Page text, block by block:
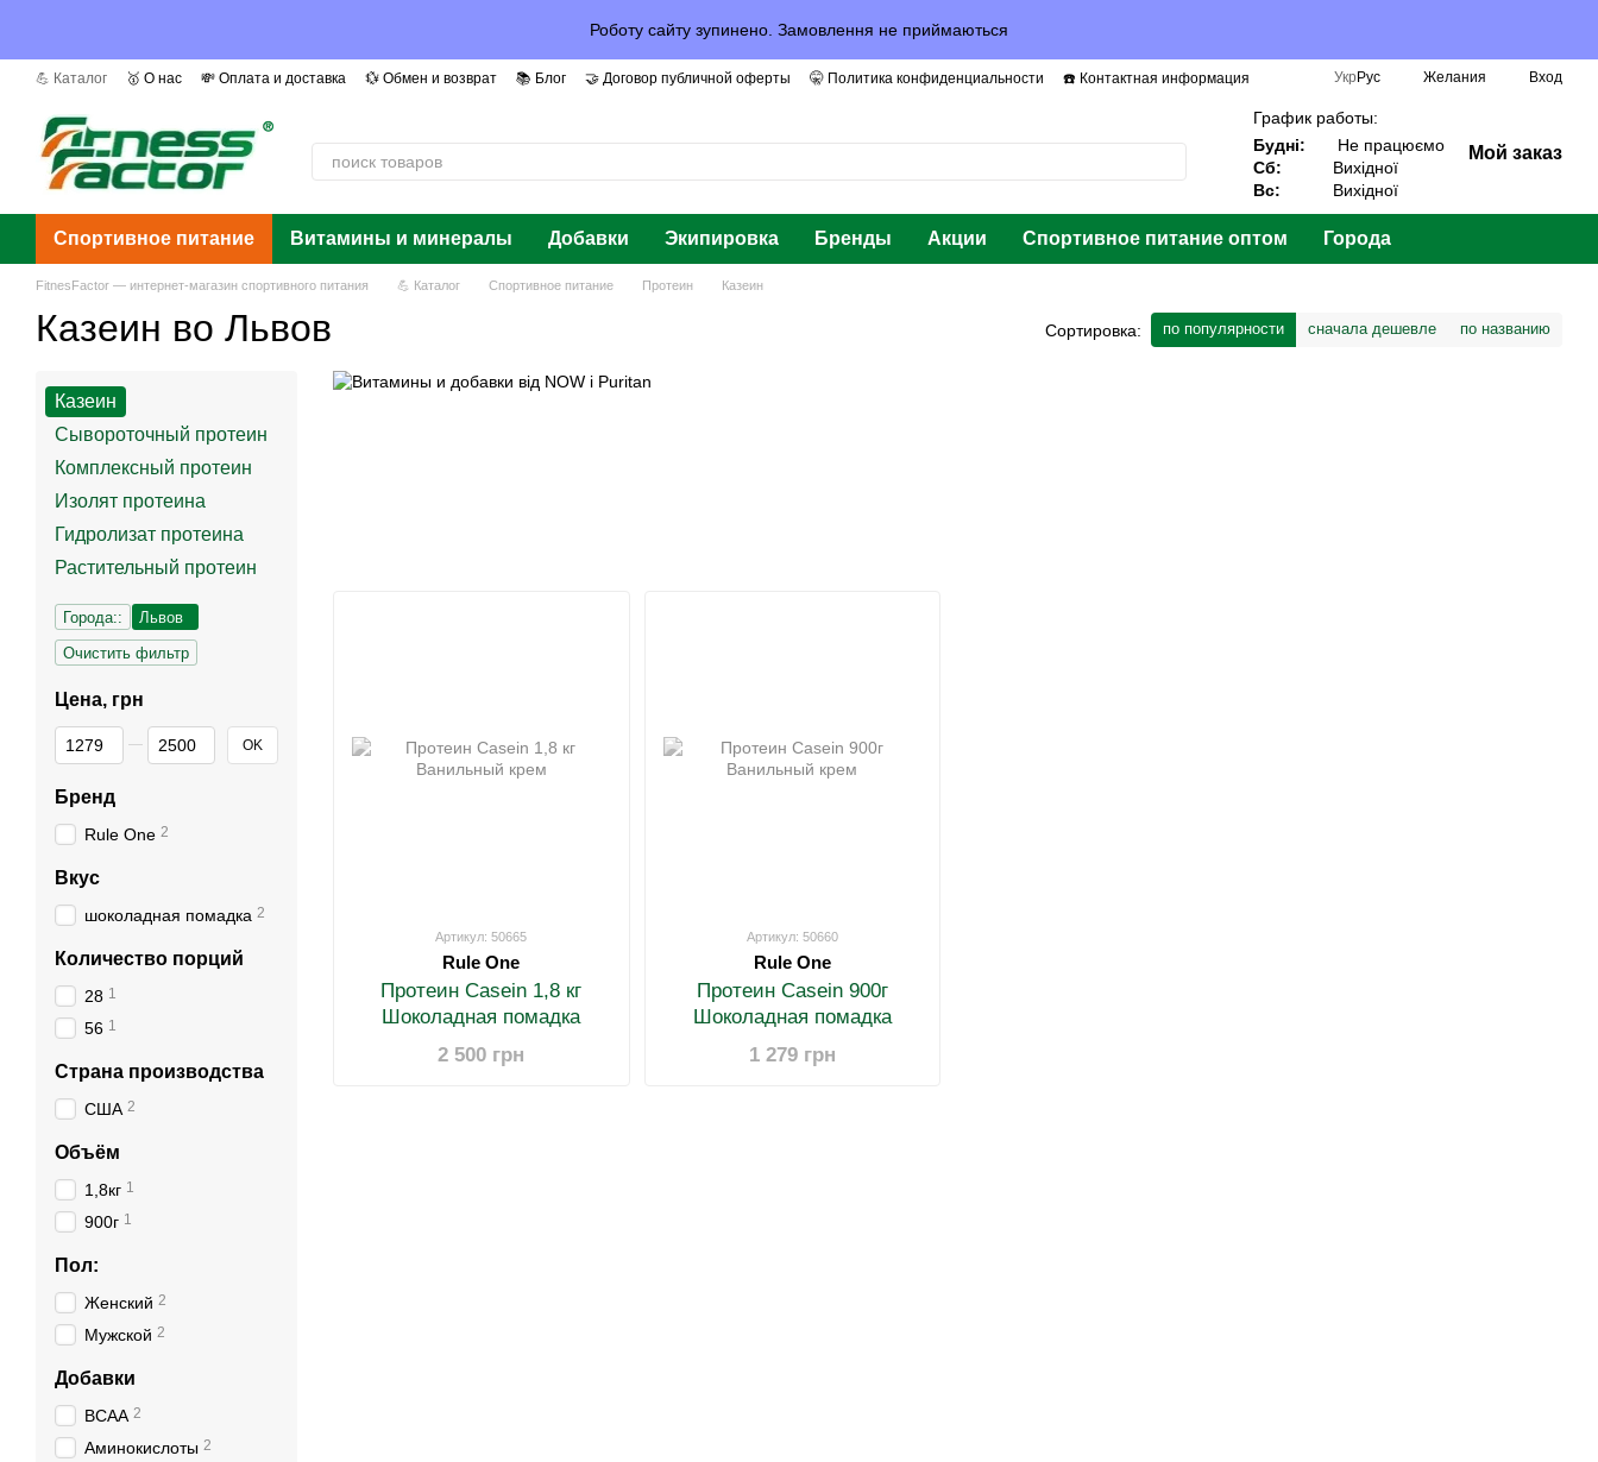
Роботу сайту зупинено. Замовлення не приймаються
💪 Каталог 🥇 О нас 💸 Оплата и доставка 💱 Обмен и возврат 📚 Блог 🤝 Договор публичной оферты 🤫 Политика конфиденциальности
☎️ Контактная информация
Укр Рус Желания Вход
График работы:
Будні:
Не працюємо
Сб:
Вихідної
Вс:
Вихідної
Мой заказ
Спортивное питание Витамины и минералы Добавки Экипировка Бренды Акции Спортивное питание оптом Города
FitnesFactor — интернет-магазин спортивного питания 💪 Каталог Спортивное питание Протеин Казеин
Казеин во Львов Сортировка: по популярности сначала дешевле по названию
Артикул: 50665
Rule One
Протеин Casein 1,8 кг
Шоколадная помадка
2 500 грн
Артикул: 50660
Rule One
Протеин Casein 900г
Шоколадная помадка
1 279 грн
Казеин
Сывороточный протеин
Комплексный протеин
Изолят протеина
Гидролизат протеина
Растительный протеин
Города::
Львов
Очистить фильтр
Цена, грн
От Цена, грн
До Цена, грн OK
Бренд
Rule One 2
Вкус
шоколадная помадка 2
Количество порций
28 1
56 1
Страна производства
США 2
Объём
1,8кг 1
900г 1
Пол:
Женский 2
Мужской 2
Добавки
BCAA 2
Аминокислоты 2